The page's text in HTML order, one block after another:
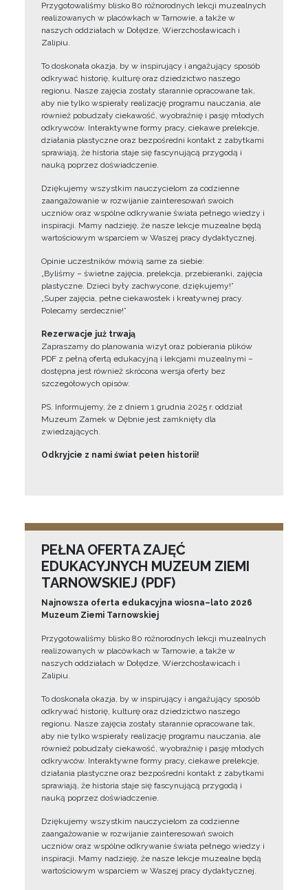
Przygotowaliśmy blisko 80 różnorodnych lekcji muzealnych
realizowanych w placówkach w Tarnowie, a także w
naszych oddziałach w Dołędze, Wierzchosławicach i
Zalipiu.
To doskonała okazja, by w inspirujący i angażujący sposób
odkrywać historię, kulturę oraz dziedzictwo naszego
regionu. Nasze zajęcia zostały starannie opracowane tak,
aby nie tylko wspierały realizację programu nauczania, ale
również pobudzały ciekawość, wyobraźnię i pasję młodych
odkrywców. Interaktywne formy pracy, ciekawe prelekcje,
działania plastyczne oraz bezpośredni kontakt z zabytkami
sprawiają, że historia staje się fascynującą przygodą i
nauką poprzez doświadczenie.
Dziękujemy wszystkim nauczycielom za codzienne
zaangażowanie w rozwijanie zainteresowań swoich
uczniów oraz wspólne odkrywanie świata pełnego wiedzy i
inspiracji. Mamy nadzieję, że nasze lekcje muzealne będą
wartościowym wsparciem w Waszej pracy dydaktycznej.
Opinie uczestników mówią same za siebie:
„Byliśmy – świetne zajęcia, prelekcja, przebieranki, zajęcia
plastyczne. Dzieci były zachwycone, dziękujemy!”
„Super zajęcia, pełne ciekawostek i kreatywnej pracy.
Polecamy serdecznie!”
Rezerwacje już trwają
Zapraszamy do planowania wizyt oraz pobierania plików
PDF z pełną ofertą edukacyjną i lekcjami muzealnymi –
dostępna jest również skrócona wersja oferty bez
szczegółowych opisów.
PS. Informujemy, że z dniem 1 grudnia 2025 r. oddział
Muzeum Zamek w Dębnie jest zamknięty dla
zwiedzających.
Odkryjcie z nami świat pełen historii!
PEŁNA OFERTA ZAJĘĆ
EDUKACYJNYCH MUZEUM ZIEMI
TARNOWSKIEJ (PDF)
Najnowsza oferta edukacyjna wiosna–lato 2026
Muzeum Ziemi Tarnowskiej
Przygotowaliśmy blisko 80 różnorodnych lekcji muzealnych
realizowanych w placówkach w Tarnowie, a także w
naszych oddziałach w Dołędze, Wierzchosławicach i
Zalipiu.
To doskonała okazja, by w inspirujący i angażujący sposób
odkrywać historię, kulturę oraz dziedzictwo naszego
regionu. Nasze zajęcia zostały starannie opracowane tak,
aby nie tylko wspierały realizację programu nauczania, ale
również pobudzały ciekawość, wyobraźnię i pasję młodych
odkrywców. Interaktywne formy pracy, ciekawe prelekcje,
działania plastyczne oraz bezpośredni kontakt z zabytkami
sprawiają, że historia staje się fascynującą przygodą i
nauką poprzez doświadczenie.
Dziękujemy wszystkim nauczycielom za codzienne
zaangażowanie w rozwijanie zainteresowań swoich
uczniów oraz wspólne odkrywanie świata pełnego wiedzy i
inspiracji. Mamy nadzieję, że nasze lekcje muzealne będą
wartościowym wsparciem w Waszej pracy dydaktycznej.